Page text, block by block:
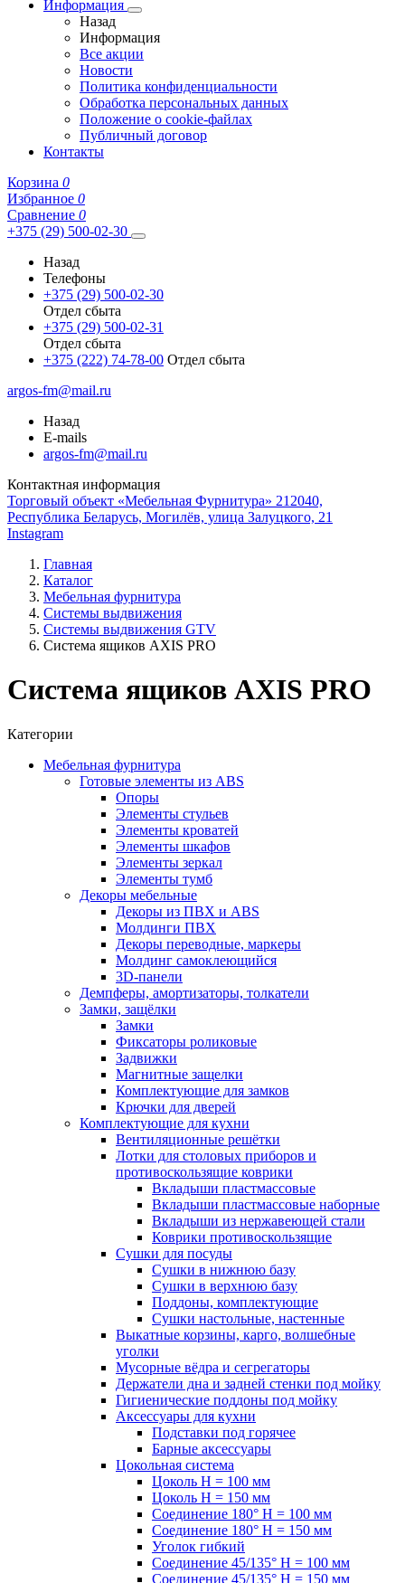
Информация
Назад
Информация
Все акции
Новости
Политика конфиденциальности
Обработка персональных данных
Положение о cookie-файлах
Публичный договор
Контакты
Корзина 0
Избранное 0
Сравнение 0
+375 (29) 500-02-30
Назад
Телефоны
+375 (29) 500-02-30
Отдел сбыта
+375 (29) 500-02-31
Отдел сбыта
+375 (222) 74-78-00 Отдел сбыта
argos-fm@mail.ru
Назад
E-mails
argos-fm@mail.ru
Контактная информация
Торговый объект «Мебельная Фурнитура» 212040,
Республика Беларусь, Могилёв, улица Залуцкого, 21
Instagram
Главная
Каталог
Мебельная фурнитура
Системы выдвижения
Системы выдвижения GTV
Система ящиков AXIS PRO
Система ящиков AXIS PRO
Категории
Мебельная фурнитура
Готовые элементы из ABS
Опоры
Элементы стульев
Элементы кроватей
Элементы шкафов
Элементы зеркал
Элементы тумб
Декоры мебельные
Декоры из ПВХ и ABS
Молдинги ПВХ
Декоры переводные, маркеры
Молдинг самоклеющийся
3D-панели
Демпферы, амортизаторы, толкатели
Замки, защёлки
Замки
Фиксаторы роликовые
Задвижки
Магнитные защелки
Комплектующие для замков
Крючки для дверей
Комплектующие для кухни
Вентиляционные решётки
Лотки для столовых приборов и
противоскользящие коврики
Вкладыши пластмассовые
Вкладыши пластмассовые наборные
Вкладыши из нержавеющей стали
Коврики противоскользящие
Сушки для посуды
Сушки в нижнюю базу
Сушки в верхнюю базу
Поддоны, комплектующие
Сушки настольные, настенные
Выкатные корзины, карго, волшебные
уголки
Мусорные вёдра и сегрегаторы
Держатели дна и задней стенки под мойку
Гигиенические поддоны под мойку
Аксессуары для кухни
Подставки под горячее
Барные аксессуары
Цокольная система
Цоколь H = 100 мм
Цоколь H = 150 мм
Соединение 180° H = 100 мм
Соединение 180° H = 150 мм
Уголок гибкий
Соединение 45/135° H = 100 мм
Соединение 45/135° H = 150 мм